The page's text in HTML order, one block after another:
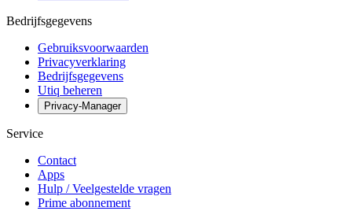
Bedrijfsgegevens
Gebruiksvoorwaarden
Privacyverklaring
Bedrijfsgegevens
Utiq beheren
Privacy-Manager
Service
Contact
Apps
Hulp / Veelgestelde vragen
Prime abonnement